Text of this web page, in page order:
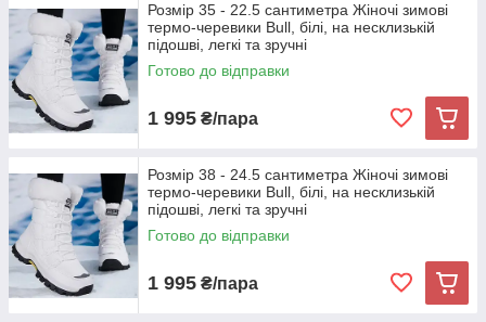
Розмір 35 - 22.5 сантиметра Жіночі зимові
термо-черевики Bull, білі, на несклизькій
підошві, легкі та зручні
Готово до відправки
1 995 ₴/пара
Розмір 38 - 24.5 сантиметра Жіночі зимові
термо-черевики Bull, білі, на несклизькій
підошві, легкі та зручні
Готово до відправки
1 995 ₴/пара